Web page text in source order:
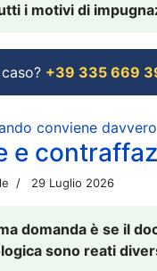
i motivi di
+39 335 669
conviene davvero
e
29 Luglio 2026
domanda è se il
sono reati